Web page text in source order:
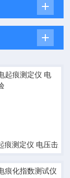
痕测定仪 电压击穿